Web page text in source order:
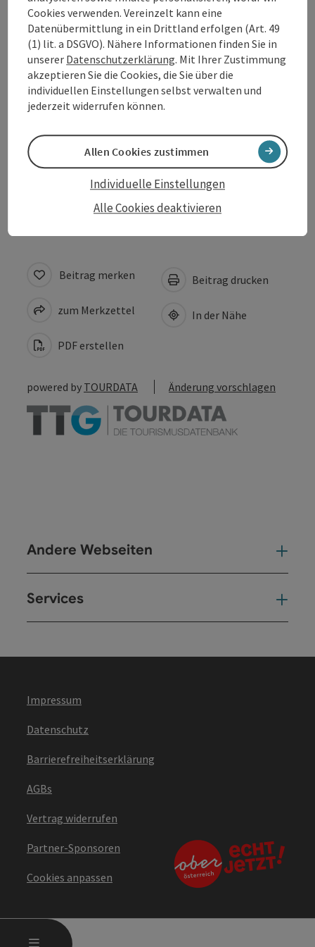
MENÜ
Öffnungszeiten
Anreise/Lage
Preise
Eignung
Barrierefreiheit
Beitrag merken
zum Merkzettel
PDF erstellen
Beitrag drucken
In der Nähe
powered by TOURDATA Änderung vorschlagen
Andere Webseiten
Services
Impressum
Datenschutz
Barrierefreiheitserklärung
AGBs
Vertrag widerrufen
Partner-Sponsoren
Cookies anpassen
Cookies verwenden. Vereinzelt kann eine
Datenübermittlung in ein Drittland erfolgen (Art. 49
(1) lit. a DSGVO). Nähere Informationen finden Sie in
unserer Datenschutzerklärung. Mit Ihrer Zustimmung
akzeptieren Sie die Cookies, die Sie über die
individuellen Einstellungen selbst verwalten und
jederzeit widerrufen können.
Alle Cookies deaktivieren
Individuelle Einstellungen
Allen Cookies zustimmen